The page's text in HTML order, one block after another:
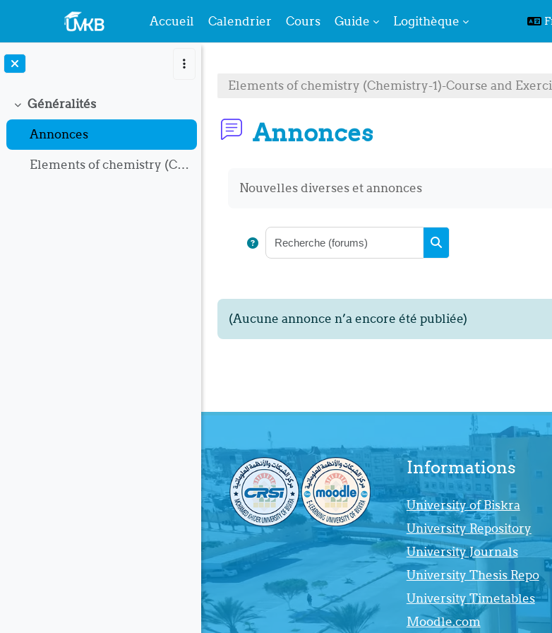
Passer au contenu principal
Accueil Calendrier Cours Guide Logithèque
Replier
Généralités
Annonces
Elements of chemistry (Chemistry-1)-Course and Exercises
Elements of chemistry (Chemistry-1)-Course and
Annonces
Nouvelles diverses et annonces
Recherche (forums)
Recherche (forums)
(Aucune annonce n’a encore été publiée)
Informations
University of Biskra
University Repository
University Journals
University Thesis Repo
University Timetables
Moodle.com